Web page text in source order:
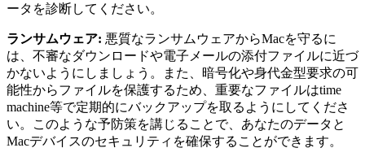
ータを診断してください。
ランサムウェア: 悪質なランサムウェアからMacを守るに
は、不審なダウンロードや電子メールの添付ファイルに近づ
かないようにしましょう。また、暗号化や身代金型要求の可
能性からファイルを保護するため、重要なファイルはtime
machine等で定期的にバックアップを取るようにしてくださ
い。このような予防策を講じることで、あなたのデータと
Macデバイスのセキュリティを確保することができます。